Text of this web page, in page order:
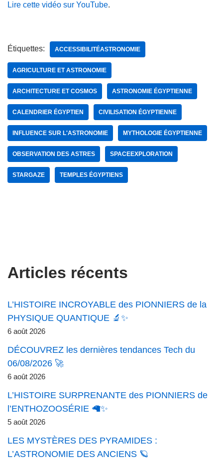
Lire cette vidéo sur YouTube.
Étiquettes: ACCESSIBILITÉASTRONOMIE
AGRICULTURE ET ASTRONOMIE
ARCHITECTURE ET COSMOS ASTRONOMIE ÉGYPTIENNE
CALENDRIER ÉGYPTIEN CIVILISATION ÉGYPTIENNE
INFLUENCE SUR L'ASTRONOMIE MYTHOLOGIE ÉGYPTIENNE
OBSERVATION DES ASTRES SPACEEXPLORATION
STARGAZE TEMPLES ÉGYPTIENS
Articles récents
L’HISTOIRE INCROYABLE des PIONNIERS de la
PHYSIQUE QUANTIQUE 🔬✨
6 août 2026
DÉCOUVREZ les dernières tendances Tech du
06/08/2026 🚀
6 août 2026
L’HISTOIRE SURPRENANTE des PIONNIERS de
l’ENTHOZOOSÉRIE 🦙✨
5 août 2026
LES MYSTÈRES DES PYRAMIDES :
L’ASTRONOMIE DES ANCIENS 🪐